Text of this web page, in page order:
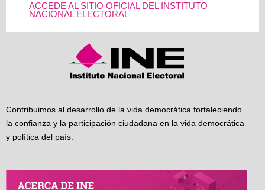
ACCEDE AL SITIO OFICIAL DEL INSTITUTO
NACIONAL ELECTORAL
Contribuimos al desarrollo de la vida democrática fortaleciendo
la confianza y la participación ciudadana en la vida democrática
y política del país.